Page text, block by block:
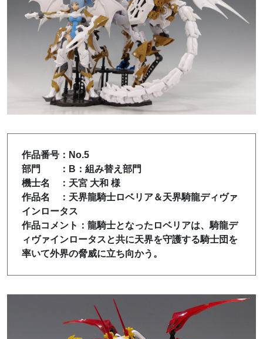
作品番号：No.5
部門 ：B：組み替え部門
機士名 ：天宮 大和 様
作品名 ：天界龍騎士ロベリア＆天界騎龍ディヴァ
インロータス
作品コメント：龍騎士となったロベリアは、騎龍デ
ィヴァインロータスと共に天界を守護する騎士団を
率いて外界の脅威に立ち向かう。